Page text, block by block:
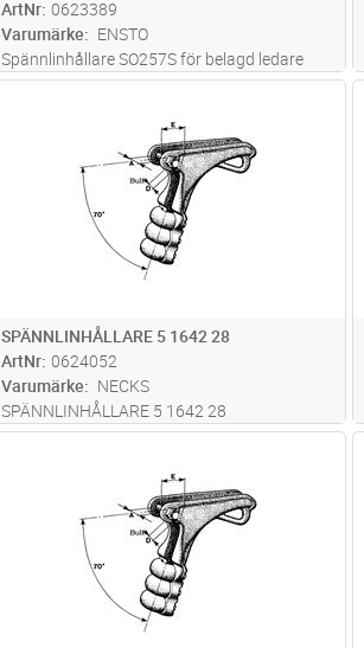
ArtNr 0623389
Varumärke
ENSTO
Spännlinhållare SO257S för belagd ledare
120-241mm² med momentbultar för ett
SPÄNNLINHÅLLARE 5 1642 28
ArtNr 0624052
Varumärke
NECKS
SPÄNNLINHÅLLARE 5 1642 28